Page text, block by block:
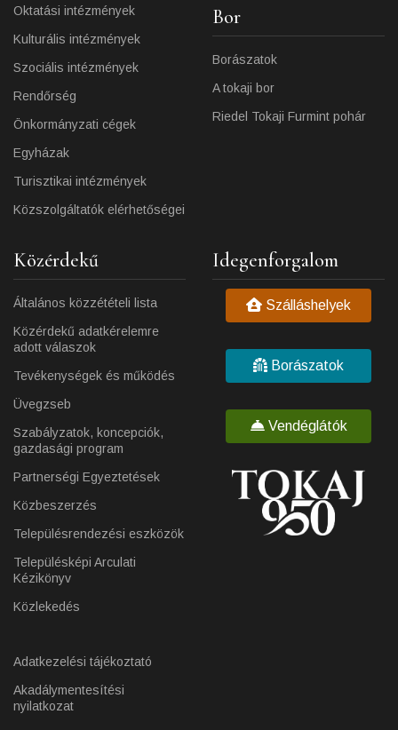
Oktatási intézmények
Kulturális intézmények
Szociális intézmények
Rendőrség
Önkormányzati cégek
Egyházak
Turisztikai intézmények
Közszolgáltatók elérhetőségei
Bor
Borászatok
A tokaji bor
Riedel Tokaji Furmint pohár
Közérdekű
Általános közzétételi lista
Közérdekű adatkérelemre
adott válaszok
Tevékenységek és működés
Üvegzseb
Szabályzatok, koncepciók,
gazdasági program
Partnerségi Egyeztetések
Közbeszerzés
Településrendezési eszközök
Településképi Arculati
Kézikönyv
Közlekedés
Adatkezelési tájékoztató
Akadálymentesítési
nyilatkozat
Idegenforgalom
Szálláshelyek
Borászatok
Vendéglátók